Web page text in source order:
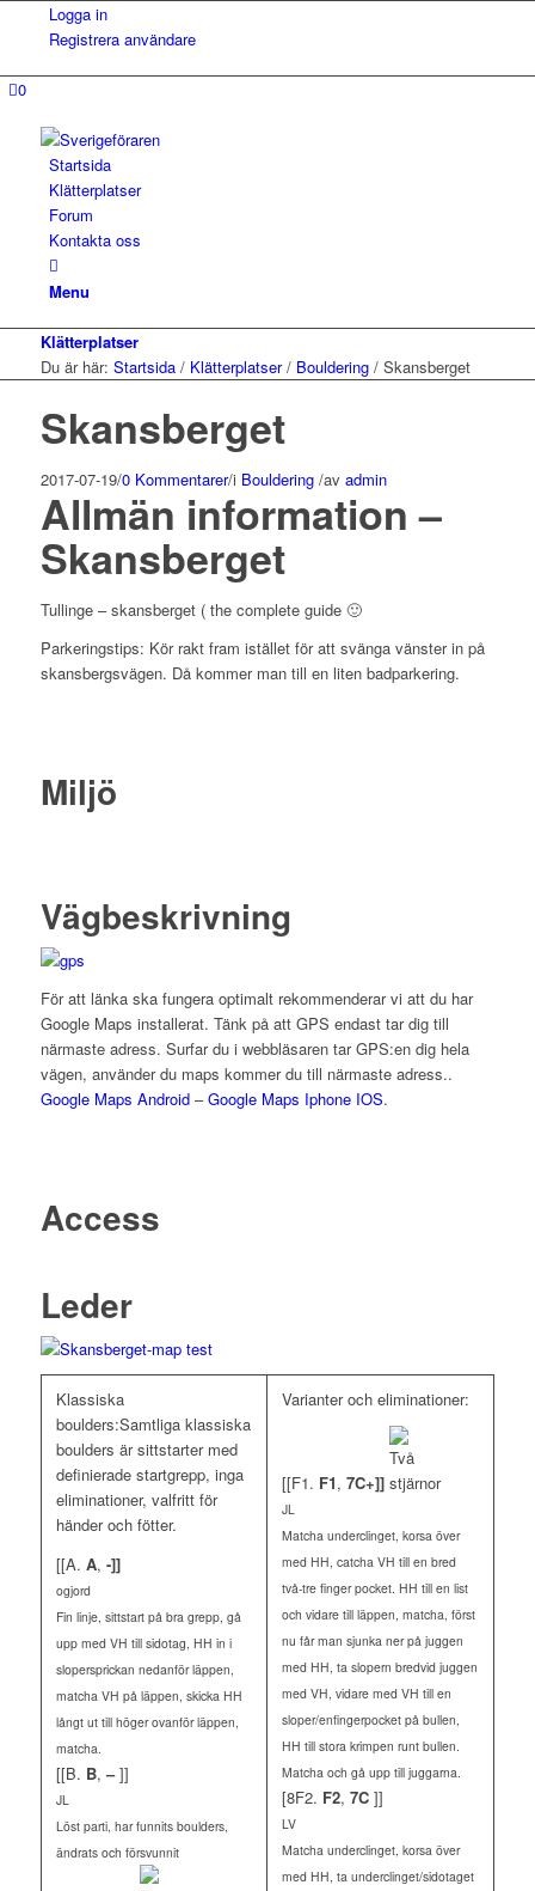
Logga in
Registrera användare
0
Startsida
Klätterplatser
Forum
Kontakta oss
Menu
Klätterplatser
Du är här: Startsida / Klätterplatser / Bouldering / Skansberget
Skansberget
2017-07-19/0 Kommentarer/i Bouldering /av admin
Allmän information –
Skansberget
Tullinge – skansberget ( the complete guide 🙂
Parkeringstips: Kör rakt fram istället för att svänga vänster in på
skansbergsvägen. Då kommer man till en liten badparkering.
Miljö
Vägbeskrivning
För att länka ska fungera optimalt rekommenderar vi att du har
Google Maps installerat. Tänk på att GPS endast tar dig till
närmaste adress. Surfar du i webbläsaren tar GPS:en dig hela
vägen, använder du maps kommer du till närmaste adress..
Google Maps Android–Google Maps Iphone IOS.
Access
Leder
Klassiska
boulders:Samtliga klassiska
boulders är sittstarter med
definierade startgrepp, inga
eliminationer, valfritt för
händer och fötter.
[[A. A, -]]
ogjord
Fin linje, sittstart på bra grepp, gå
upp med VH till sidotag, HH in i
slopersprickan nedanför läppen,
matcha VH på läppen, skicka HH
långt ut till höger ovanför läppen,
matcha.
[[B. B, –]]
JL
Löst parti, har funnits boulders,
ändrats och försvunnit
Varianter och eliminationer:
[[F1. F1, 7C+]]
JL
Matcha underclinget, korsa över
med HH, catcha VH till en bred
två-tre finger pocket. HH till en list
och vidare till läppen, matcha, först
nu får man sjunka ner på juggen
med HH, ta slopern bredvid juggen
med VH, vidare med VH till en
sloper/enfingerpocket på bullen,
HH till stora krimpen runt bullen.
Matcha och gå upp till juggarna.
[8F2. F2, 7C]]
LV
Matcha underclinget, korsa över
med HH, ta underclinget/sidotaget